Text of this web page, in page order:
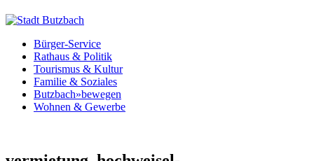
Bürger-Service
Rathaus & Politik
Tourismus & Kultur
Familie & Soziales
Butzbach»bewegen
Wohnen & Gewerbe